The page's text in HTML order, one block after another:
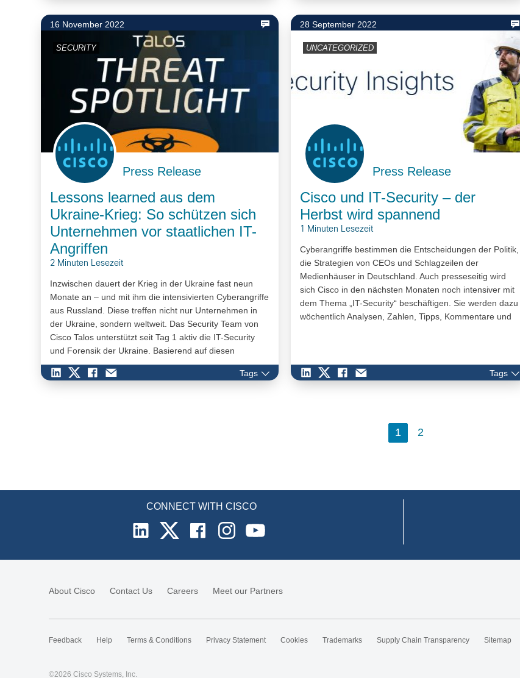
Ransomware-Attacke typischerweise vorangehen und
sie vorbereiten sollen.
zunehmend auch auf Desinformation, Destabilisierung
staatlicher Strukturen oder den Diebstahl von Know-how.
16 November 2022
SECURITY
Press Release
Lessons learned aus dem
Ukraine-Krieg: So schützen sich
Unternehmen vor staatlichen IT-
Angriffen
2 Minuten Lesezeit
Inzwischen dauert der Krieg in der Ukraine fast neun
Monate an – und mit ihm die intensivierten Cyberangriffe
aus Russland. Diese treffen nicht nur Unternehmen in
der Ukraine, sondern weltweit. Das Security Team von
Cisco Talos unterstützt seit Tag 1 aktiv die IT-Security
und Forensik der Ukraine. Basierend auf diesen
Erkenntnissen gibt Holger Unterbrink von Talos wertvolle
Tipps, wie sich Unternehmen und Organisationen vor
Tags
28 September 2022
UNCATEGORIZED
Press Release
Cisco und IT-Security – der
Herbst wird spannend
1 Minuten Lesezeit
Cyberangriffe bestimmen die Entscheidungen der Politik,
die Strategien von CEOs und Schlagzeilen der
Medienhäuser in Deutschland. Auch presseseitig wird
sich Cisco in den nächsten Monaten noch intensiver mit
dem Thema „IT-Security“ beschäftigen. Sie werden dazu
wöchentlich Analysen, Zahlen, Tipps, Kommentare und
Tags
1 2
CONNECT WITH CISCO